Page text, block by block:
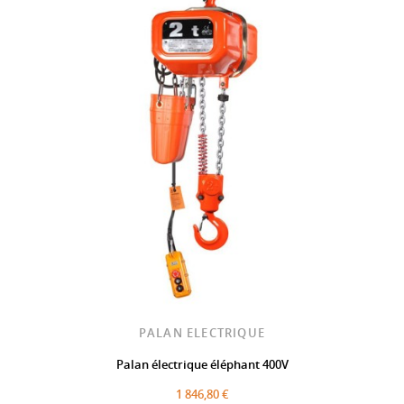
PALAN ELECTRIQUE
Palan électrique éléphant 400V
1 846,80 €